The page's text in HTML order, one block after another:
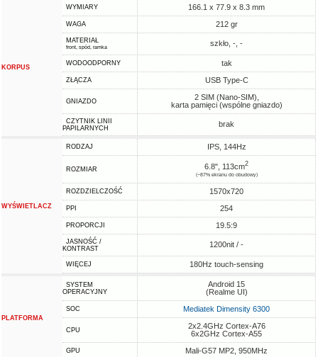
KORPUS
WYMIARY 166.1 x 77.9 x 8.3 mm
WAGA 212 gr
MATERIAŁ
front, spód, ramka szkło, -, -
WODOODPORNY tak
ZŁĄCZA USB Type-C
GNIAZDO
2 SIM (Nano-SIM),
karta pamięci (wspólne gniazdo)
CZYTNIK LINII
PAPILARNYCH
brak
WYŚWIETLACZ
RODZAJ IPS, 144Hz
ROZMIAR 6.8", 113cm2
(~87% ekranu do obudowy)
ROZDZIELCZOŚĆ 1570x720
PPI 254
PROPORCJI 19.5:9
JASNOŚĆ /
KONTRAST
1200nit / -
WIĘCEJ 180Hz touch-sensing
PLATFORMA
SYSTEM
OPERACYJNY
Android 15
(Realme UI)
SOC Mediatek Dimensity 6300
CPU
2x2.4GHz Cortex-A76
6x2GHz Cortex-A55
GPU Mali-G57 MP2, 950MHz